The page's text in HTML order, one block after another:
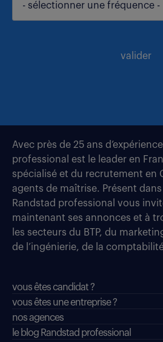
- sélectionner une fréquence -
valider
Avec près de 25 ans
professional est le leader en
spécialisé et du recrutement en
agents de maîtrise. Présent
Randstad professional vous
maintenant ses annonces et à
les secteurs du BTP, du
de l’ingénierie, de la
vous êtes candidat ?
vous êtes une entreprise ?
nos agences
le blog Randstad professional